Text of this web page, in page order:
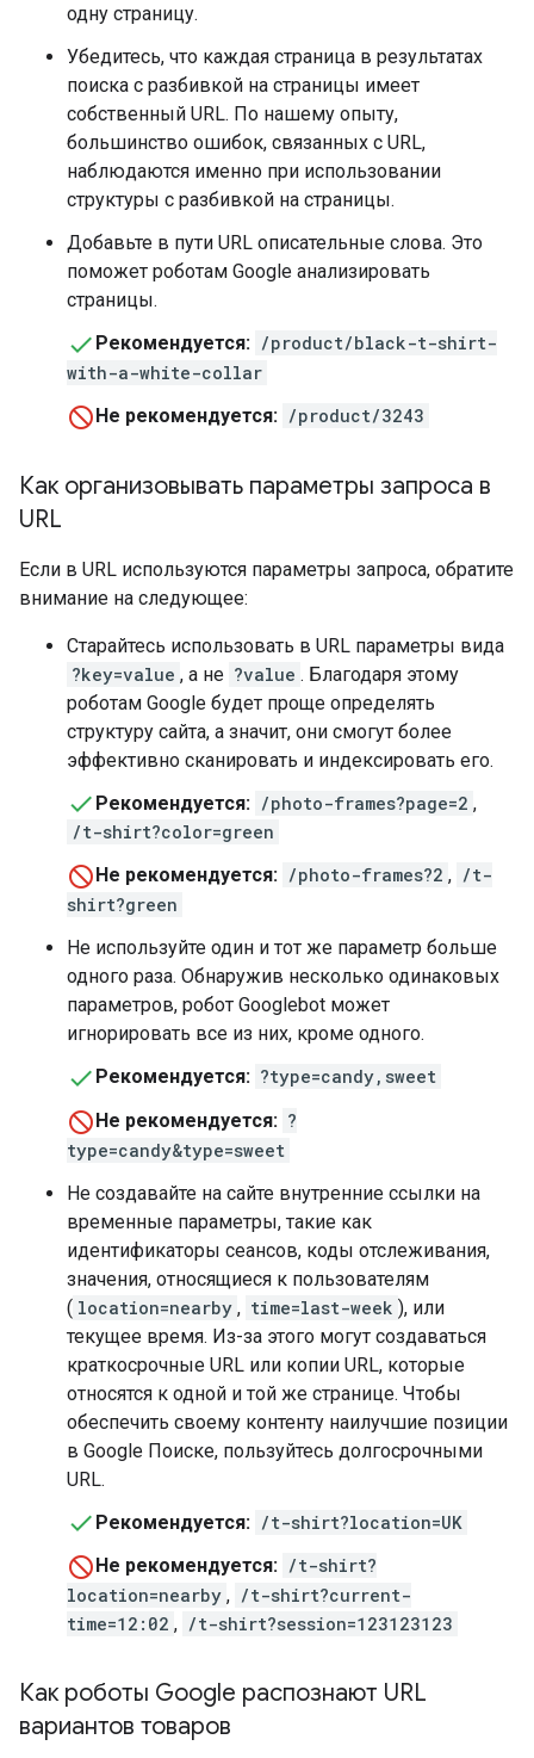
одну страницу.
Убедитесь, что каждая страница в результатах
поиска с разбивкой на страницы имеет
собственный URL. По нашему опыту,
большинство ошибок, связанных с URL,
наблюдаются именно при использовании
структуры с разбивкой на страницы.
Добавьте в пути URL описательные слова. Это
поможет роботам Google анализировать
страницы.
Рекомендуется: /product/black-t-shirt-
with-a-white-collar
Не рекомендуется: /product/3243
Как организовывать параметры запроса в
URL
Если в URL используются параметры запроса, обратите
внимание на следующее:
Старайтесь использовать в URL параметры вида
?key=value , а не ?value . Благодаря этому
роботам Google будет проще определять
структуру сайта, а значит, они смогут более
эффективно сканировать и индексировать его.
Рекомендуется: /photo-frames?page=2 ,
/t-shirt?color=green
Не рекомендуется: /photo-frames?2 , /t-
shirt?green
Не используйте один и тот же параметр больше
одного раза. Обнаружив несколько одинаковых
параметров, робот Googlebot может
игнорировать все из них, кроме одного.
Рекомендуется: ?type=candy,sweet
Не рекомендуется: ?
type=candy&type=sweet
Не создавайте на сайте внутренние ссылки на
временные параметры, такие как
идентификаторы сеансов, коды отслеживания,
значения, относящиеся к пользователям
( location=nearby , time=last-week ), или
текущее время. Из-за этого могут создаваться
краткосрочные URL или копии URL, которые
относятся к одной и той же странице. Чтобы
обеспечить своему контенту наилучшие позиции
в Google Поиске, пользуйтесь долгосрочными
URL.
Рекомендуется: /t-shirt?location=UK
Не рекомендуется: /t-shirt?
location=nearby , /t-shirt?current-
time=12:02 , /t-shirt?session=123123123
Как роботы Google распознают URL
вариантов товаров